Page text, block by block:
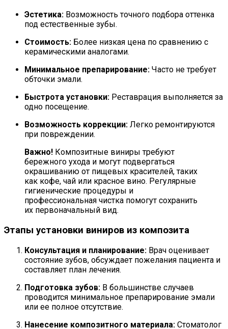
Эстетика: Возможность точного подбора оттенка
под естественные зубы.
Стоимость: Более низкая цена по сравнению с
керамическими аналогами.
Минимальное препарирование: Часто не требует
обточки эмали.
Быстрота установки: Реставрация выполняется за
одно посещение.
Возможность коррекции: Легко ремонтируются
при повреждении.
Важно! Композитные виниры требуют
бережного ухода и могут подвергаться
окрашиванию от пищевых красителей, таких
как кофе, чай или красное вино. Регулярные
гигиенические процедуры и
профессиональная чистка помогут сохранить
их первоначальный вид.
Этапы установки виниров из композита
Консультация и планирование: Врач оценивает
состояние зубов, обсуждает пожелания пациента и
составляет план лечения.
Подготовка зубов: В большинстве случаев
проводится минимальное препарирование эмали
или ее полное отсутствие.
Нанесение композитного материала: Стоматолог